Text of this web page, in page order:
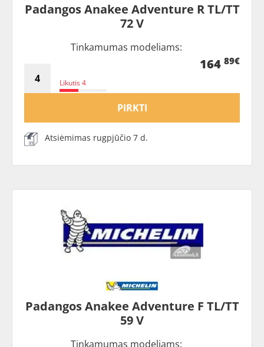
Padangos Anakee Adventure R TL/TT
72 V
Tinkamumas modeliams:
Likutis 4
164 89€
PIRKTI
Atsiėmimas rugpjūčio 7 d.
Padangos Anakee Adventure F TL/TT
59 V
Tinkamumas modeliams: